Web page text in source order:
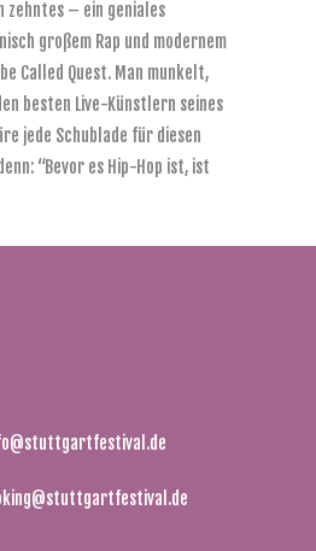
zehntes – ein geniales
großem Rap und modernem
Called Quest. Man munkelt,
besten Live-Künstlern seines
jede Schublade für diesen
“Bevor es Hip-Hop ist, ist